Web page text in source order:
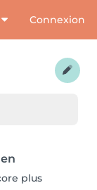
Connexion
plus